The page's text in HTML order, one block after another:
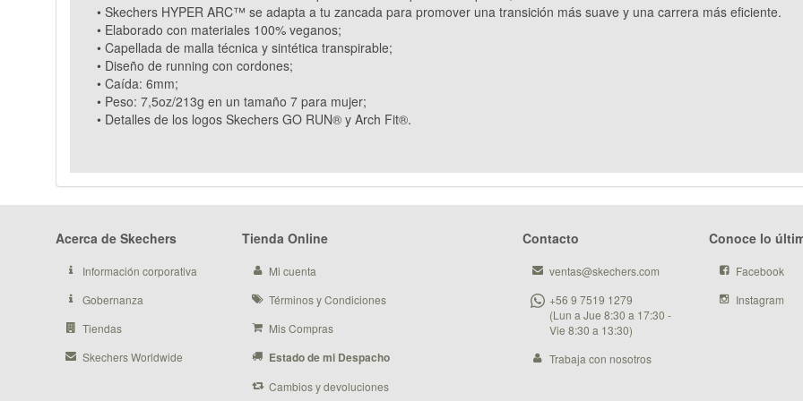
• Skechers HYPER ARC™ se adapta a tu zancada para promover una transición más suave y una carrera más eficiente.
• Elaborado con materiales 100% veganos;
• Capellada de malla técnica y sintética transpirable;
• Diseño de running con cordones;
• Caída: 6mm;
• Peso: 7,5oz/213g en un tamaño 7 para mujer;
• Detalles de los logos Skechers GO RUN® y Arch Fit®.
Acerca de Skechers
Información corporativa
Gobernanza
Tiendas
Skechers Worldwide
Tienda Online
Mi cuenta
Términos y Condiciones
Mis Compras
Estado de mi Despacho
Cambios y devoluciones
Contacto
ventas@skechers.com
+56 9 7519 1279
(Lun a Jue 8:30 a 17:30 -
Vie 8:30 a 13:30)
Trabaja con nosotros
Conoce lo
Facebook
Instagram